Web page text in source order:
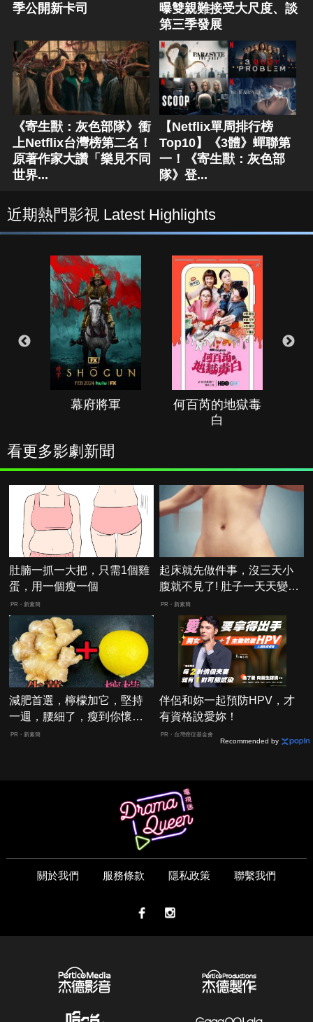
季公開新卡司
曝雙親難接受大尺度、談
第三季發展
《寄生獸：灰色部隊》衝
上Netflix台灣榜第二名！
原著作家大讚「樂見不同
世界...
【Netflix單周排行榜
Top10】《3體》蟬聯第
一！《寄生獸：灰色部
隊》登...
近期熱門影視 Latest Highlights
幕府將軍
何百芮的地獄毒
白
看更多影劇新聞
肚腩一抓一大把，只需1個雞
蛋，用一個瘦一個
PR・新素簡
起床就先做件事，沒三天小
腹就不見了! 肚子一天天變
小！
PR・新素簡
減肥首選，檸檬加它，堅持
一週，腰細了，瘦到你懷疑
人生
PR・新素簡
伴侶和妳一起預防HPV，才
有資格說愛妳！
PR・台灣癌症基金會
Recommended by
關於我們 服務條款 隱私政策 聯繫我們